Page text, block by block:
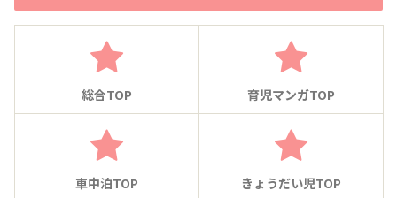
総合TOP 育児マンガTOP
車中泊TOP きょうだい児TOP